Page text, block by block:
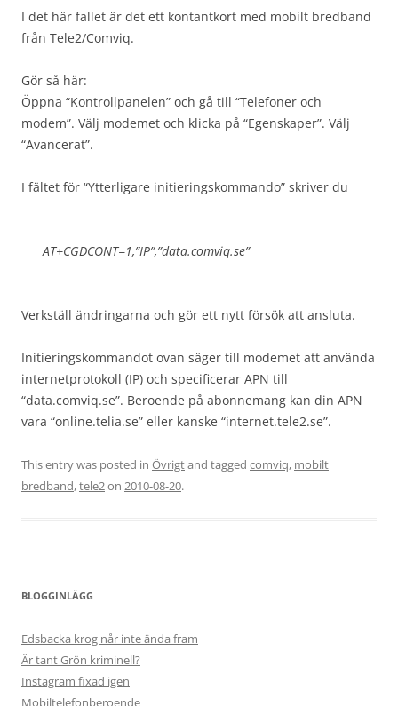
I det här fallet är det ett kontantkort med mobilt bredband
från Tele2/Comviq.
Gör så här:
Öppna “Kontrollpanelen” och gå till “Telefoner och
modem”. Välj modemet och klicka på “Egenskaper”. Välj
“Avancerat”.
I fältet för “Ytterligare initieringskommando” skriver du
AT+CGDCONT=1,”IP”,”data.comviq.se”
Verkställ ändringarna och gör ett nytt försök att ansluta.
Initieringskommandot ovan säger till modemet att använda
internetprotokoll (IP) och specificerar APN till
“data.comviq.se”. Beroende på abonnemang kan din APN
vara “online.telia.se” eller kanske “internet.tele2.se”.
This entry was posted in Övrigtand tagged comviq, mobilt
bredband,tele2on 2010-08-20.
BLOGGINLÄGG
Edsbacka krog når inte ända fram
Är tant Grön kriminell?
Instagram fixad igen
Mobiltelefonberoende